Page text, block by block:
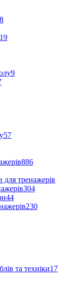
19
9
57
886
для тренажерів
304
44
230
та техніки17